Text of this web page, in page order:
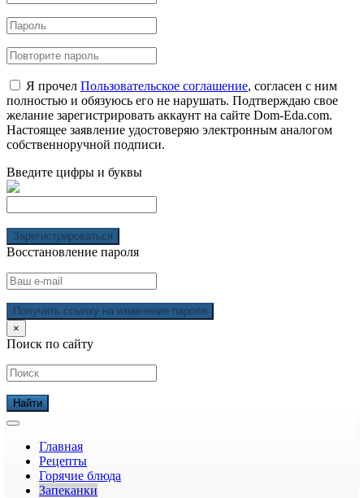
Я прочел Пользовательское соглашение, согласен с ним
полностью и обязуюсь его не нарушать. Подтверждаю свое
желание зарегистрировать аккаунт на сайте Dom-Eda.com.
Настоящее заявление удостоверяю электронным аналогом
собственноручной подписи.
Введите цифры и буквы
Зарегистрироваться
Восстановление пароля
Получить ссылку на изменение пароля
×
Поиск по сайту
Главная
Рецепты
Горячие блюда
Запеканки